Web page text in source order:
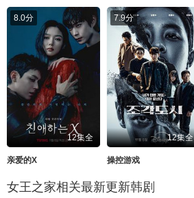
8.0分
12集全
亲爱的X
7.9分
12集全
操控游戏
女王之家相关最新更新韩剧